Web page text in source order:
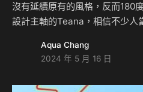
沒有延續原有的風格，反而180
設計主軸的Teana，相信不少人
初J31 Teana的開發歷程和想法
又有哪些故事？來聽Celsior細
Aqua Chang
2024 年 5 月 16 日